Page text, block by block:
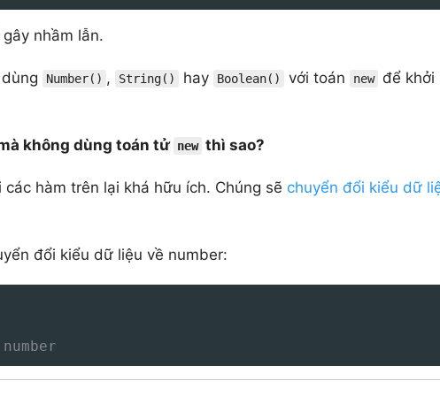
nhầm lẫn.
Number() , String() hay Boolean() với toán new
để khởi
không dùng toán tử new thì sao?
các hàm trên lại khá hữu ích. Chúng sẽ chuyển đổi kiểu dữ
đổi kiểu dữ liệu về number: